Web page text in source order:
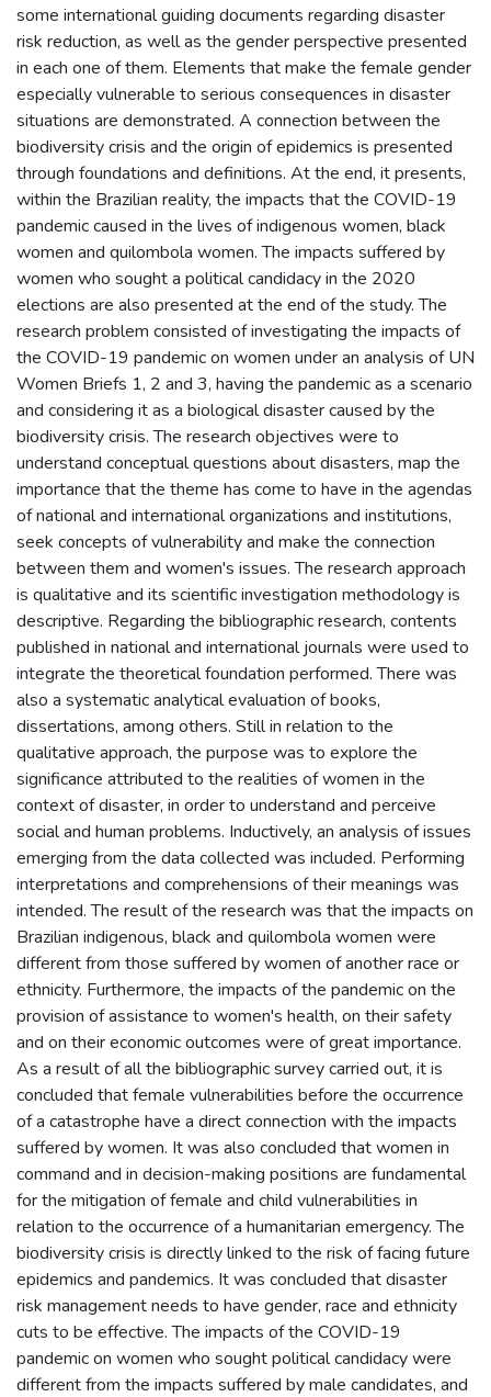
some international guiding documents regarding disaster
risk reduction, as well as the gender perspective presented
in each one of them. Elements that make the female gender
especially vulnerable to serious consequences in disaster
situations are demonstrated. A connection between the
biodiversity crisis and the origin of epidemics is presented
through foundations and definitions. At the end, it presents,
within the Brazilian reality, the impacts that the COVID-19
pandemic caused in the lives of indigenous women, black
women and quilombola women. The impacts suffered by
women who sought a political candidacy in the 2020
elections are also presented at the end of the study. The
research problem consisted of investigating the impacts of
the COVID-19 pandemic on women under an analysis of UN
Women Briefs 1, 2 and 3, having the pandemic as a scenario
and considering it as a biological disaster caused by the
biodiversity crisis. The research objectives were to
understand conceptual questions about disasters, map the
importance that the theme has come to have in the agendas
of national and international organizations and institutions,
seek concepts of vulnerability and make the connection
between them and women's issues. The research approach
is qualitative and its scientific investigation methodology is
descriptive. Regarding the bibliographic research, contents
published in national and international journals were used to
integrate the theoretical foundation performed. There was
also a systematic analytical evaluation of books,
dissertations, among others. Still in relation to the
qualitative approach, the purpose was to explore the
significance attributed to the realities of women in the
context of disaster, in order to understand and perceive
social and human problems. Inductively, an analysis of issues
emerging from the data collected was included. Performing
interpretations and comprehensions of their meanings was
intended. The result of the research was that the impacts on
Brazilian indigenous, black and quilombola women were
different from those suffered by women of another race or
ethnicity. Furthermore, the impacts of the pandemic on the
provision of assistance to women's health, on their safety
and on their economic outcomes were of great importance.
As a result of all the bibliographic survey carried out, it is
concluded that female vulnerabilities before the occurrence
of a catastrophe have a direct connection with the impacts
suffered by women. It was also concluded that women in
command and in decision-making positions are fundamental
for the mitigation of female and child vulnerabilities in
relation to the occurrence of a humanitarian emergency. The
biodiversity crisis is directly linked to the risk of facing future
epidemics and pandemics. It was concluded that disaster
risk management needs to have gender, race and ethnicity
cuts to be effective. The impacts of the COVID-19
pandemic on women who sought political candidacy were
different from the impacts suffered by male candidates, and